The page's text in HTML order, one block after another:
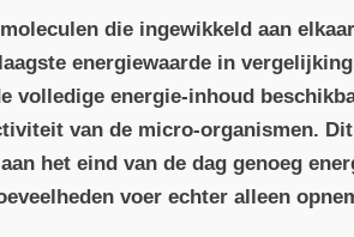
die ingewikkeld aan
energiewaarde in
volledige energie-inhoud
van de micro-organismen.
het eind van de dag genoeg
voer echter alleen